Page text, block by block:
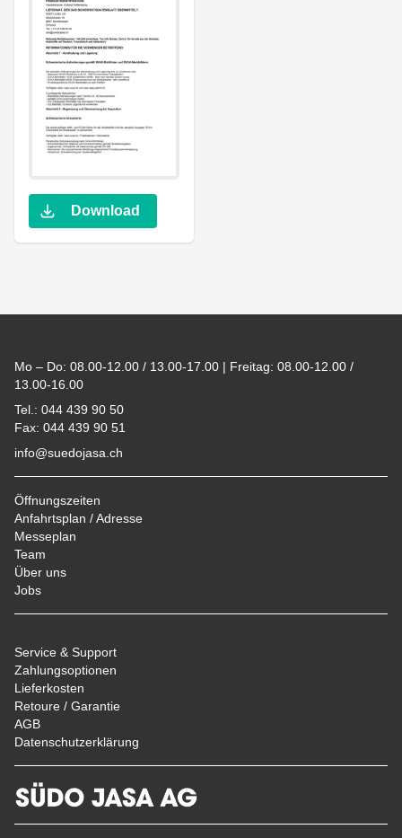
Download
Mo – Do: 08.00-12.00 / 13.00-17.00 | Freitag: 08.00-12.00 /
13.00-16.00
Tel.: 044 439 90 50
Fax: 044 439 90 51
info@suedojasa.ch
Öffnungszeiten
Anfahrtsplan / Adresse
Messeplan
Team
Über uns
Jobs
Service & Support
Zahlungsoptionen
Lieferkosten
Retoure / Garantie
AGB
Datenschutzerklärung